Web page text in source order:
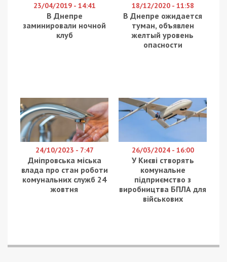
городского совета, горисполкома, частных структур,
все работает в стабильном режиме. Павлоградский
городской совет обеспечивает жизнедеятельность
города в полном объеме. Мы призываем предприятия,
учреждения, организации, прежде всего частную форму
собственности, переходить к работе. Самое главное
наше предприятие – «Павлоградуголь» – работает,
переселенцев, через отдел социального
обеспечения зарегистрировались 1056 человек.
Им оказывается помощь. По мнению Анатолия
Вершины, Павлоград является стабильным,
полностью обеспеченным всем необходимым
городом.
Facebook
Telegram
TwitterWhatsApp
Viber
Email
Категории:Суспільство| Метки:война с
отримувати найсвіжіші новини під ними.